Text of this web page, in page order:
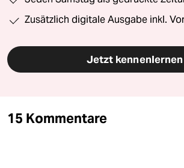
Zusätzlich digitale Ausgabe inkl.
Jetzt kennenlernen
15 Kommentare